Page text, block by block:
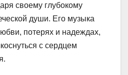
своему глубокому
души. Его музыка
потерях и надеждах,
с сердцем